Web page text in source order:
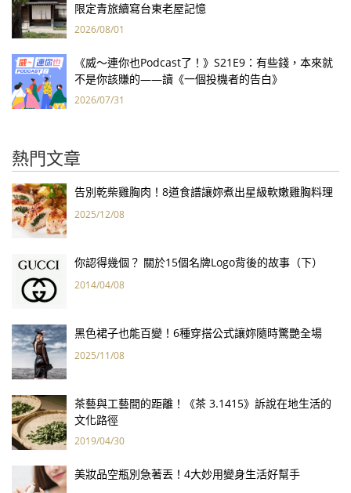
限定青旅續寫台東老屋記憶
2026/08/01
《威～連你也Podcast了！》S21E9：有些錢，本來就
不是你該賺的——讀《一個投機者的告白》
2026/07/31
熱門文章
告別乾柴雞胸肉！8道食譜讓妳煮出星級軟嫩雞胸料理
2025/12/08
你認得幾個？ 關於15個名牌Logo背後的故事（下）
2014/04/08
黑色裙子也能百變！6種穿搭公式讓妳隨時驚艷全場
2025/11/08
茶藝與工藝間的距離！《茶 3.1415》訴說在地生活的
文化路徑
2019/04/30
美妝品空瓶別急著丟！4大妙用變身生活好幫手